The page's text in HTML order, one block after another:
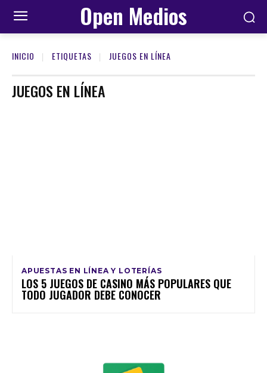
Open Medios
INICIO ETIQUETAS JUEGOS EN LÍNEA
JUEGOS EN LÍNEA
APUESTAS EN LÍNEA Y LOTERÍAS
LOS 5 JUEGOS DE CASINO MÁS POPULARES QUE
TODO JUGADOR DEBE CONOCER